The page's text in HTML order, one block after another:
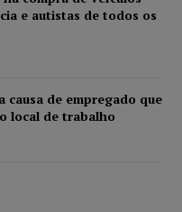
e autistas de todos os
causa de empregado que
local de trabalho